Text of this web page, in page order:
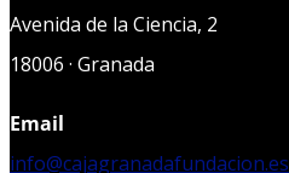
Avenida de la Ciencia, 2
18006 · Granada
Email
info@cajagranadafundacion.es